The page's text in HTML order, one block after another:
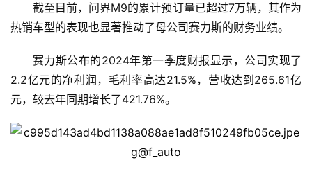
截至目前，问界M9的累计预订量已超过7万辆，其作为
热销车型的表现也显著推动了母公司赛力斯的财务业绩。
赛力斯公布的2024年第一季度财报显示，公司实现了
2.2亿元的净利润，毛利率高达21.5%，营收达到265.61亿
元，较去年同期增长了421.76%。